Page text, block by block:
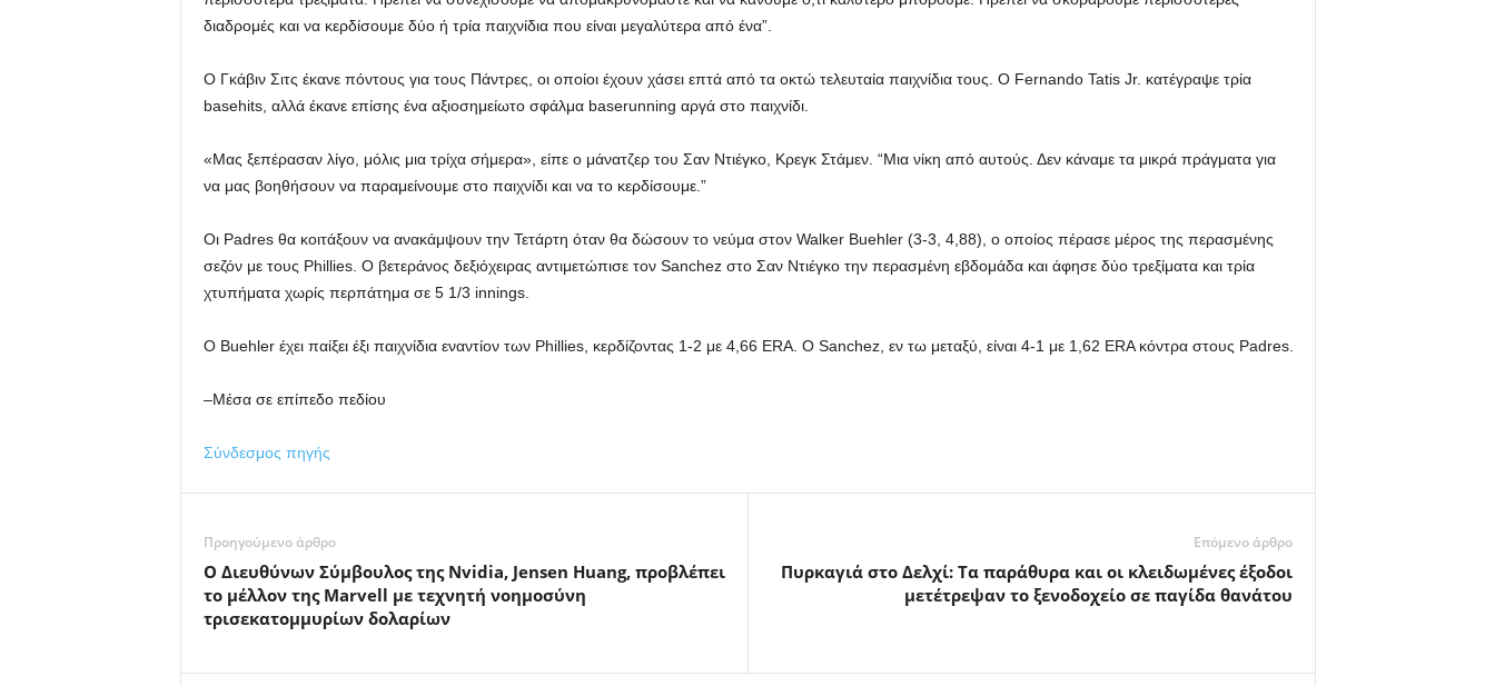
διαδρομές και να κερδίσουμε δύο ή τρία παιχνίδια που είναι μεγαλύτερα από ένα”.
Ο Γκάβιν Σιτς έκανε πόντους για τους Πάντρες, οι οποίοι έχουν χάσει επτά από τα οκτώ τελευταία παιχνίδια τους. Ο Fernando Tatis Jr. κατέγραψε τρία
basehits, αλλά έκανε επίσης ένα αξιοσημείωτο σφάλμα baserunning αργά στο παιχνίδι.
«Μας ξεπέρασαν λίγο, μόλις μια τρίχα σήμερα», είπε ο μάνατζερ του Σαν Ντιέγκο, Κρεγκ Στάμεν. “Μια νίκη από αυτούς. Δεν κάναμε τα μικρά πράγματα για
να μας βοηθήσουν να παραμείνουμε στο παιχνίδι και να το κερδίσουμε.”
Οι Padres θα κοιτάξουν να ανακάμψουν την Τετάρτη όταν θα δώσουν το νεύμα στον Walker Buehler (3-3, 4,88), ο οποίος πέρασε μέρος της περασμένης
σεζόν με τους Phillies. Ο βετεράνος δεξιόχειρας αντιμετώπισε τον Sanchez στο Σαν Ντιέγκο την περασμένη εβδομάδα και άφησε δύο τρεξίματα και τρία
χτυπήματα χωρίς περπάτημα σε 5 1/3 innings.
Ο Buehler έχει παίξει έξι παιχνίδια εναντίον των Phillies, κερδίζοντας 1-2 με 4,66 ERA. Ο Sanchez, εν τω μεταξύ, είναι 4-1 με 1,62 ERA κόντρα στους Padres.
–Μέσα σε επίπεδο πεδίου
Σύνδεσμος πηγής
Προηγούμενο άρθρο
Ο Διευθύνων Σύμβουλος της Nvidia, Jensen Huang, προβλέπει
το μέλλον της Marvell με τεχνητή νοημοσύνη
τρισεκατομμυρίων δολαρίων
Επόμενο άρθρο
Πυρκαγιά στο Δελχί: Τα παράθυρα και οι κλειδωμένες έξοδοι
μετέτρεψαν το ξενοδοχείο σε παγίδα θανάτου